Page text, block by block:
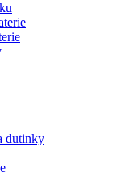
dutinky